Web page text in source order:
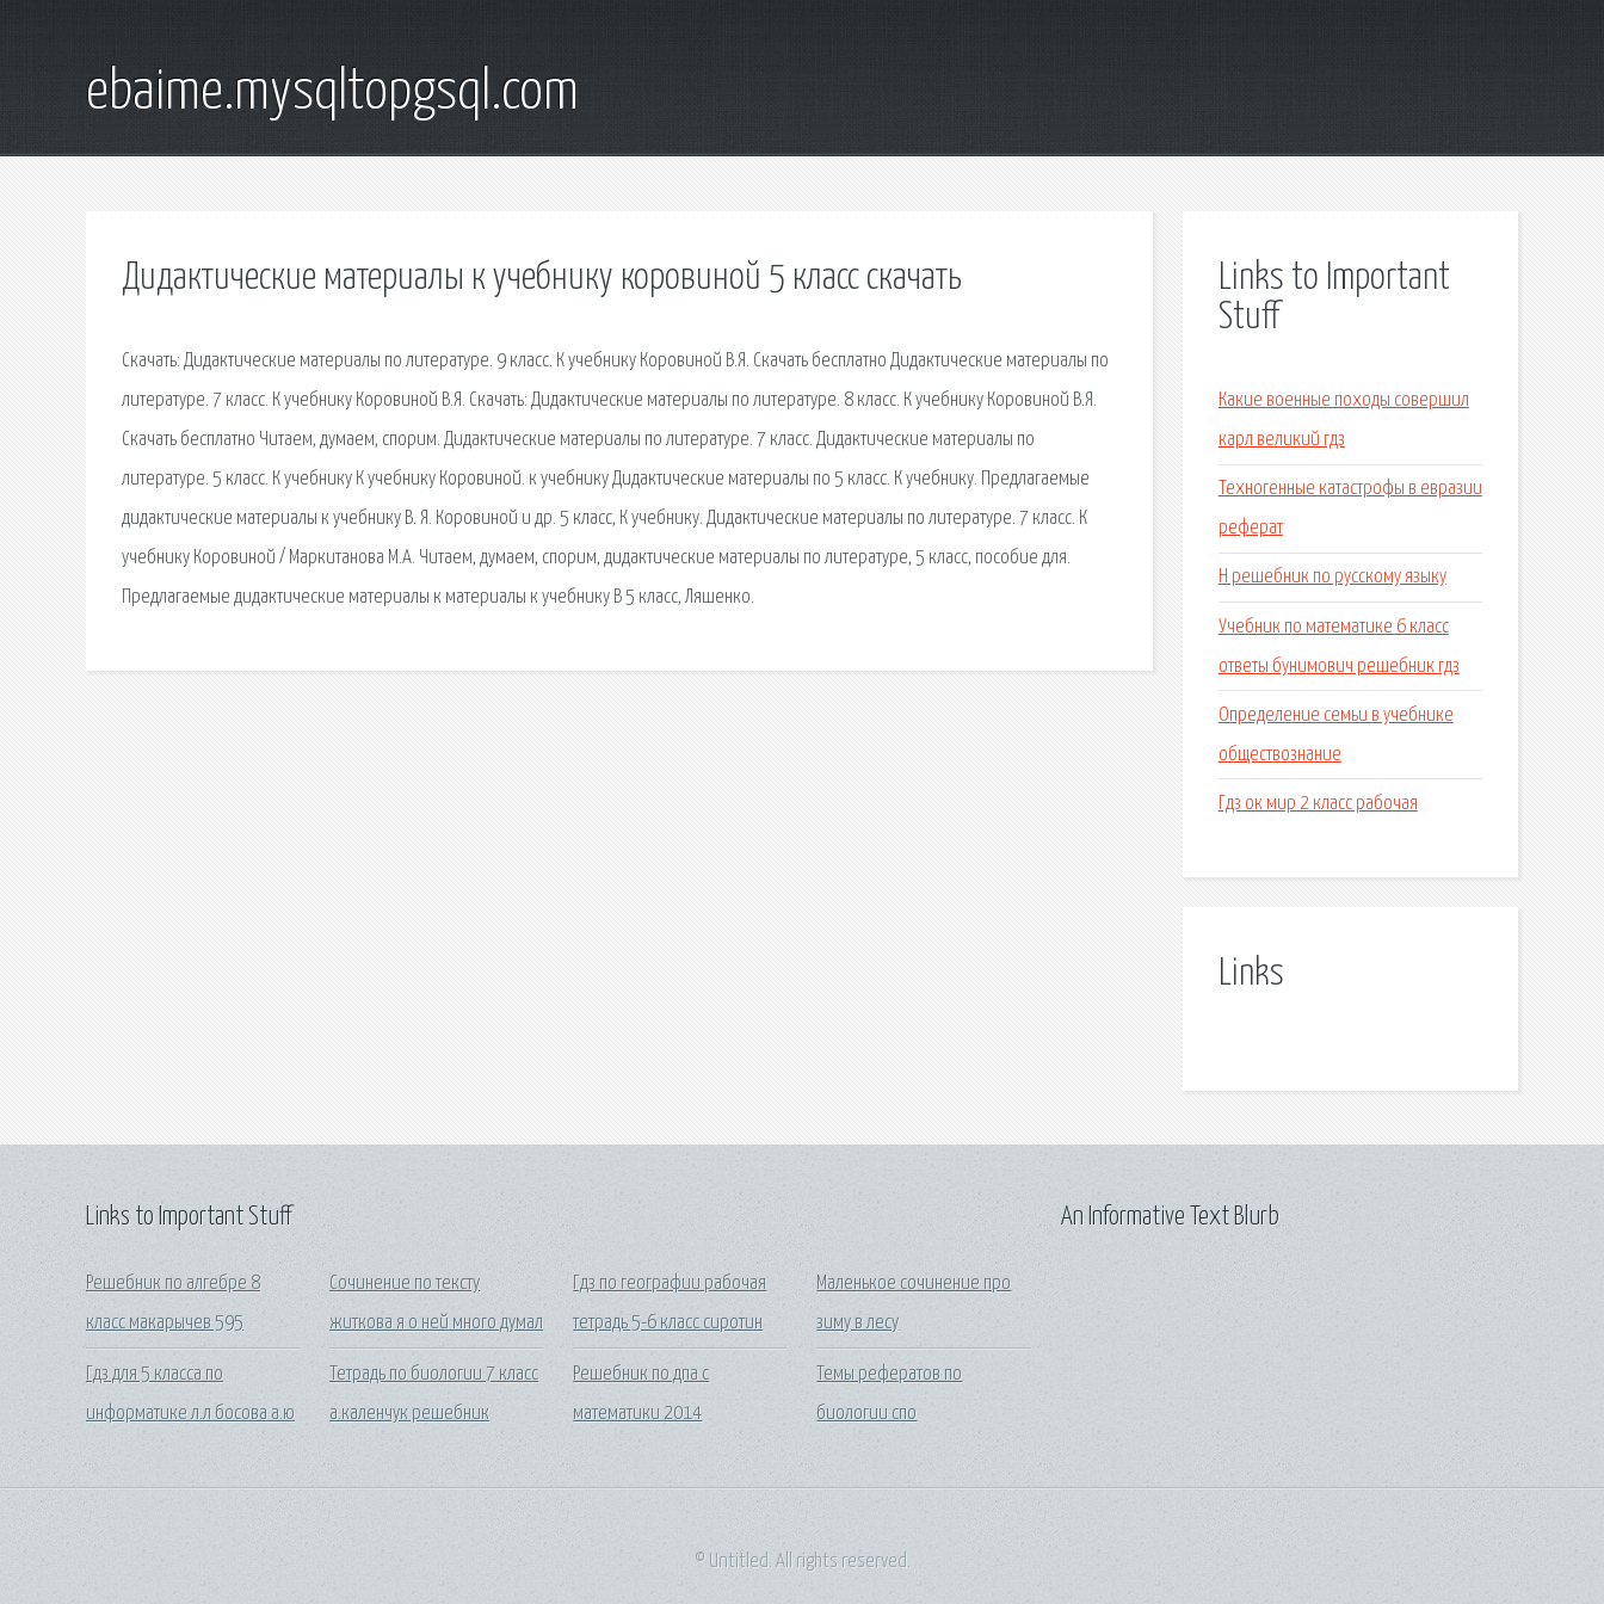
ebaime.mysqltopgsql.com
Дидактические материалы к учебнику коровиной 5 класс скачать
Скачать: Дидактические материалы по литературе. 9 класс. К учебнику Коровиной В.Я. Скачать бесплатно Дидактические материалы по
литературе. 7 класс. К учебнику Коровиной В.Я. Скачать: Дидактические материалы по литературе. 8 класс. К учебнику Коровиной В.Я.
Скачать бесплатно Читаем, думаем, спорим. Дидактические материалы по литературе. 7 класс. Дидактические материалы по
литературе. 5 класс. К учебнику К учебнику Коровиной. к учебнику Дидактические материалы по 5 класс. К учебнику. Предлагаемые
дидактические материалы к учебнику В. Я. Коровиной и др. 5 класс, К учебнику. Дидактические материалы по литературе. 7 класс. К
учебнику Коровиной / Маркитанова М.А. Читаем, думаем, спорим, дидактические материалы по литературе, 5 класс, пособие для.
Предлагаемые дидактические материалы к материалы к учебнику В 5 класс, Ляшенко.
Links to Important
Stuff
Какие военные походы совершил
карл великий гдз
Техногенные катастрофы в евразии
реферат
H решебник по русскому языку
Учебник по математике 6 класс
ответы бунимович решебник гдз
Определение семьи в учебнике
обществознание
Гдз ок мир 2 класс рабочая
Links
Links to Important Stuff
Решебник по алгебре 8
класс макарычев 595
Гдз для 5 класса по
информатике л.л босова а.ю
Сочинение по тексту
житкова я о ней много думал
Тетрадь по биологии 7 класс
а.каленчук решебник
Гдз по географии рабочая
тетрадь 5-6 класс сиротин
Решебник по дпа с
математики 2014
Маленькое сочинение про
зиму в лесу
Темы рефератов по
биологии спо
An Informative Text Blurb
© Untitled. All rights reserved.